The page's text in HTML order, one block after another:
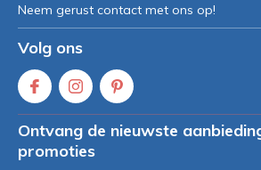
Neem gerust contact met ons op!
Volg ons
Ontvang de nieuwste
promoties